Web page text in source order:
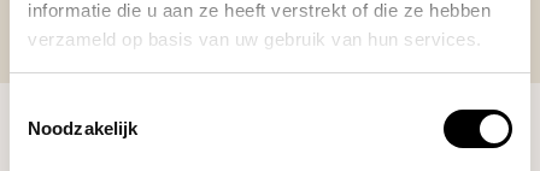
informatie die u aan ze heeft verstrekt of die ze hebben
verzameld op basis van uw gebruik van hun services.
Noodzakelijk